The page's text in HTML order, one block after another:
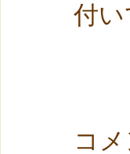
付
コメ